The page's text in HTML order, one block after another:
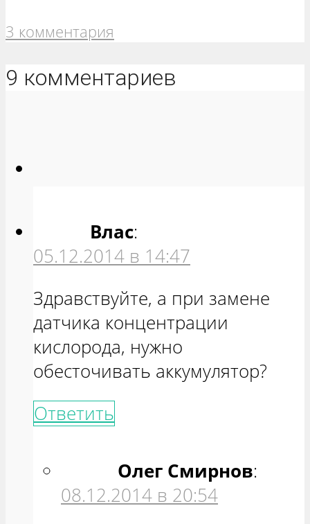
3 комментария
9 комментариев
Влас:
05.12.2014 в 14:47
Здравствуйте, а при замене
датчика концентрации
кислорода, нужно
обесточивать аккумулятор?
Ответить
Олег Смирнов:
08.12.2014 в 20:54